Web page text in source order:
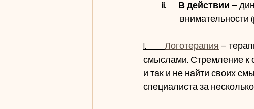
ii.      В действии –
l. Логотерапия –
смыслами. Стремление к
и так и не найти своих
специалиста за